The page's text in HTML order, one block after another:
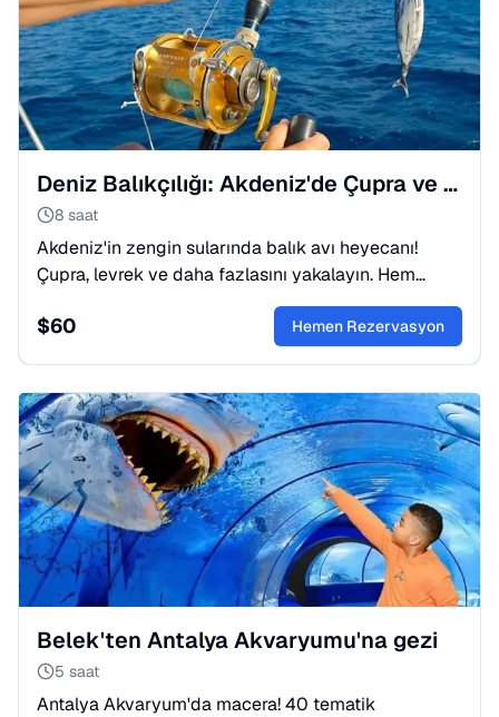
Deniz Balıkçılığı: Akdeniz'de Çupra ve Levrek Avı
8 saat
Akdeniz'in zengin sularında balık avı heyecanı!
Çupra, levrek ve daha fazlasını yakalayın. Hem
profesyoneller hem de yeni başlayanlar için harika
bir deneyim.
$60 Hemen Rezervasyon
Belek'ten Antalya Akvaryumu'na gezi
5 saat
Antalya Akvaryum'da macera! 40 tematik